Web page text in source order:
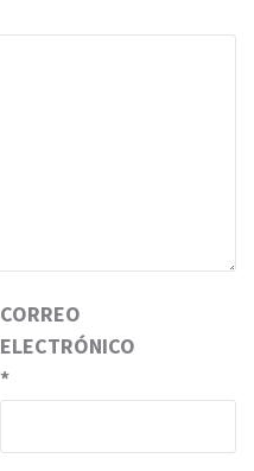
CORREO
ELECTRÓNICO
*